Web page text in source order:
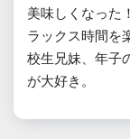
美味しくなった
ラックス時間を
校生兄妹、年子
が大好き。